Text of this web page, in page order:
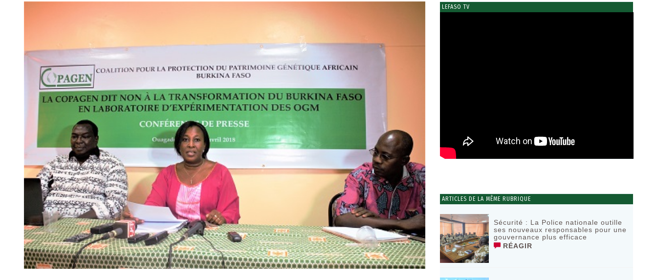
LEFASO TV
ARTICLES DE LA MÊME RUBRIQUE
Sécurité : La Police nationale outille
ses nouveaux responsables pour une
gouvernance plus efficace
RÉAGIR